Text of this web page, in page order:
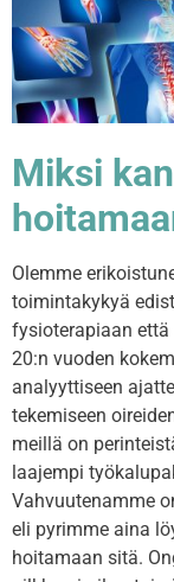
Miksi
Olemme
toimintakykyä
fysioterapiaan
20:n vuoden
analyyttiseen
tekemiseen
meillä on
laajempi
Vahvuutenamme
eli pyrimme aina
hoitamaan sitä.